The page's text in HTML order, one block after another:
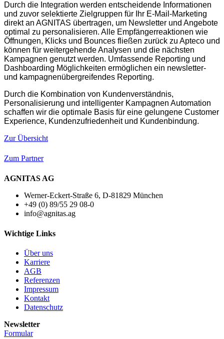
Durch die Integration werden entscheidende Informationen
und zuvor selektierte Zielgruppen für Ihr E-Mail-Marketing
direkt an AGNITAS übertragen, um Newsletter und Angebote
optimal zu personalisieren. Alle Empfängerreaktionen wie
Öffnungen, Klicks und Bounces fließen zurück zu Apteco und
können für weitergehende Analysen und die nächsten
Kampagnen genutzt werden. Umfassende Reporting und
Dashboarding Möglichkeiten ermöglichen ein newsletter-
und kampagnenübergreifendes Reporting.
Durch die Kombination von Kundenverständnis,
Personalisierung und intelligenter Kampagnen Automation
schaffen wir die optimale Basis für eine gelungene Customer
Experience, Kundenzufriedenheit und Kundenbindung.
Zur Übersicht
Zum Partner
AGNITAS AG
Werner-Eckert-Straße 6, D-81829 München
+49 (0) 89/55 29 08-0
info@agnitas.ag
Wichtige Links
Über uns
Karriere
AGB
Referenzen
Impressum
Kontakt
Datenschutz
Newsletter
Formular